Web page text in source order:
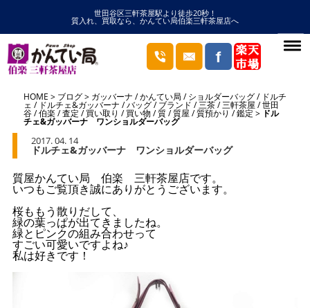
世田谷区三軒茶屋駅より徒歩20秒！
質入れ、買取なら、かんてい局伯楽三軒茶屋店へ
HOME ブログ ガッバーナ /かんてい局 /ショルダーバッグ/ ドルチ
ェ / ドルチェ&ガッバーナ /バッグ/ブランド /三茶/三軒茶屋 /世田
谷/伯楽/査定 /買い取り /買い物 /質/質屋 /質預かり /鑑定 ドル
チェ&ガッバーナ ワンショルダーバッグ
2017. 04. 14
ドルチェ&ガッバーナ ワンショルダーバッグ
質屋かんてい局 伯楽 三軒茶屋店です。
いつもご覧頂き誠にありがとうございます。
桜ももう散りだして、
緑の葉っぱが出てきましたね。
緑とピンクの組み合わせって
すごい可愛いですよね♪
私は好きです！